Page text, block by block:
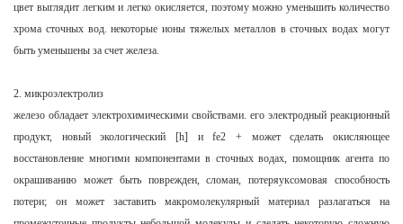
цвет выглядит легким и легко окисляется, поэтому можно уменьшить количество
хрома сточных вод. некоторые ионы тяжелых металлов в сточных водах могут
быть уменьшены за счет железа.
2. микроэлектролиз
железо обладает электрохимическими свойствами. его электродный реакционный
продукт, новый экологический [h] и fe2 + может сделать окисляющее
восстановление многими компонентами в сточных водах, помощник агента по
окрашиванию может быть поврежден, сломан, потеряуксомовая способность
потери; он может заставить макромолекулярный материал разлагаться на